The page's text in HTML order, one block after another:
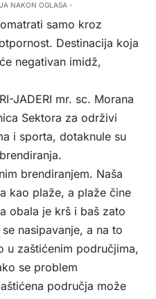
NAKON OGLASA -
samo kroz
Destinacija koja
negativan imidž,
JADERI mr. sc. Morana
Sektora za održivi
i sporta, dotaknule su
brendiranjem. Naša
kao plaže, a plaže čine
obala je krš i baš zato
nasipavanje, a na to
u zaštićenim područjima,
se problem
područja može